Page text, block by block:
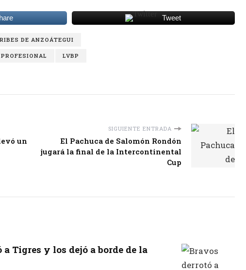
Tweet
DE ANZOÁTEGUI
LVBP
un
SIGUIENTE ENTRADA
El Pachuca de Salomón Rondón
jugará la final de la Intercontinental
Cup
Tigres y los dejó a borde de la